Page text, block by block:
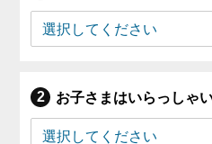
お子さまはいらっしゃ